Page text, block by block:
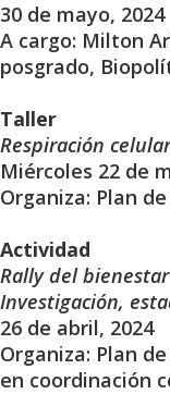
30 de mayo, 2024
A cargo: Milton
posgrado,
Taller
Respiración celular
Miércoles 22 de
Organiza: Plan
Actividad
Rally del
Investigación,
26 de abril, 2024
Organiza: Plan
en coordinación